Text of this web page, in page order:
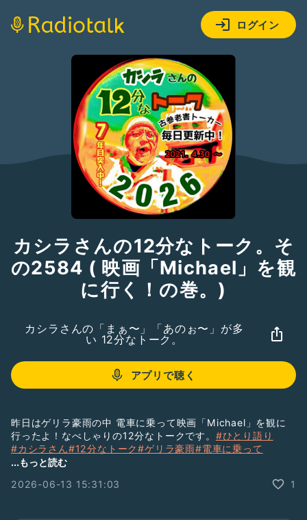
ログイン
カシラさんの12分なトーク。そ
の2584 ( 映画「Michael」を観
に行く！の巻。)
カシラさんの「まぁ〜」「あのぉ〜」が多
い 12分なトーク。
アプリで聴く
昨日はゲリラ豪雨の中 電車に乗って映画「Michael」を観に
行ったよ！なべしゃりの12分なトークです。 #ひとり語り
#カシラさん#12分なトーク#ゲリラ豪雨#電車に乗って
#映画「Michael」を観に
...もっと読む
2026-06-13 15:31:03
1